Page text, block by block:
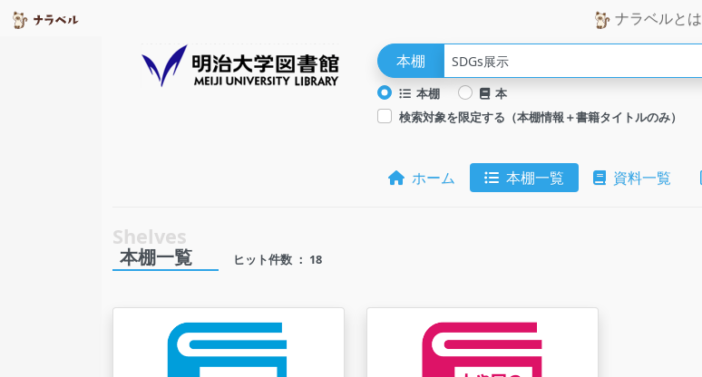
ナラベルとは
本棚
本棚
本
検索対象を限定する（本棚情報＋書籍タイトルのみ）
ホーム 本棚一覧 資料一覧
本棚一覧 ヒット件数 ： 18